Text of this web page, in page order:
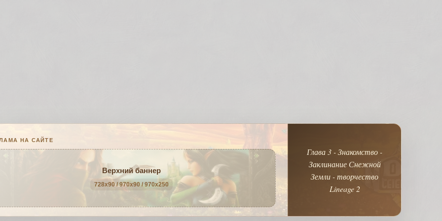
НА САЙТЕ
Верхний баннер
728x90 / 970x90 / 970x250
Глава 3 - Знакомство -
Заклинание Снежной
Земли - творчество
Lineage 2